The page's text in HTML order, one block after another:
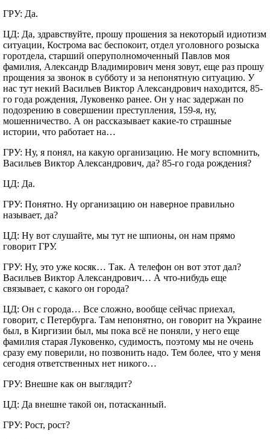
ГРУ: Да.
ЦД: Да, здравствуйте, прошу прошения за некоторый идиотизм
ситуации, Кострома вас беспокоит, отдел уголовного розыска
горотдела, старший оперуполномоченный Павлов моя
фамилия, Александр Владимирович меня зовут, еще раз прошу
прощения за звонок в субботу и за непонятную ситуацию. У
нас тут некий Васильев Виктор Александрович находится, 85-
го года рождения, Луковенко ранее. Он у нас задержан по
подозрению в совершении преступления, 159-я, ну,
мошенничество. А он рассказывает какие-то страшные
истории, что работает на…
ГРУ: Ну, я понял, на какую организацию. Не могу вспомнить,
Васильев Виктор Александрович, да? 85-го года рождения?
ЦД: Да.
ГРУ: Понятно. Ну организацию он наверное правильно
называет, да?
ЦД: Ну вот слушайте, мы тут не шпионы, он нам прямо
говорит ГРУ.
ГРУ: Ну, это уже косяк… Так. А телефон он вот этот дал?
Васильев Виктор Александрович… А что-нибудь еще
связывает, с какого он города?
ЦД: Он с города… Все сложно, вообще сейчас приехал,
говорит, с Петербурга. Там непонятно, он говорит на Украине
был, в Киргизии был, мы пока всё не поняли, у него еще
фамилия старая Луковенко, судимость, поэтому мы не очень
сразу ему поверили, но позвонить надо. Тем более, что у меня
сегодня ответственных нет никого…
ГРУ: Внешне как он выглядит?
ЦД: Да внешне такой он, потасканный.
ГРУ: Рост, рост?